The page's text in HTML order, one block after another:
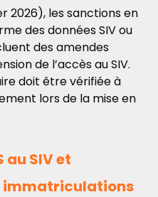
2026), les sanctions en
des données SIV ou
des amendes
de l’accès au SIV.
doit être vérifiée à
lors de la mise en
au SIV et
immatriculations